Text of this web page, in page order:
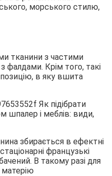
морського стилю,
тканини з частими
фалдами. Крім того, такі
в яку вшита
збирається в ефектні
французькі
В такому разі для
матерію